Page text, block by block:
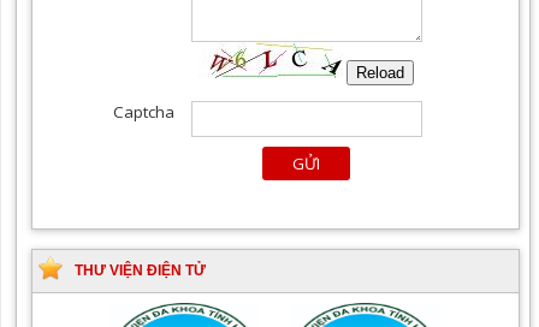
THƯ VIỆN ĐIỆN TỬ